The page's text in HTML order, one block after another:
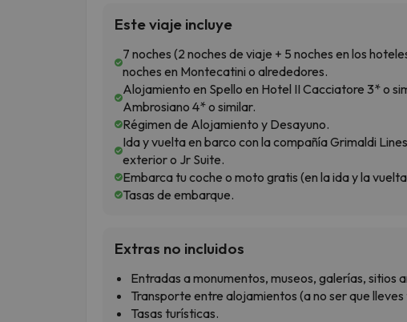
Este viaje incluye
7 noches (2 noches de viaje + 5 noches en los
noches en Montecatini o alrededores.
Alojamiento en Spello en Hotel II Cacciatore 3* o
Ambrosiano 4* o similar.
Régimen de Alojamiento y Desayuno.
Ida y vuelta en barco con la compañía Grimaldi
exterior o Jr Suite.
Embarca tu coche o moto gratis (en la ida y la
Tasas de embarque.
Extras no incluidos
Entradas a monumentos, museos, galerías, sitios
Transporte entre alojamientos (a no ser que
Tasas turísticas.